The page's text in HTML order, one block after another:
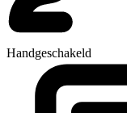
Handgeschakeld